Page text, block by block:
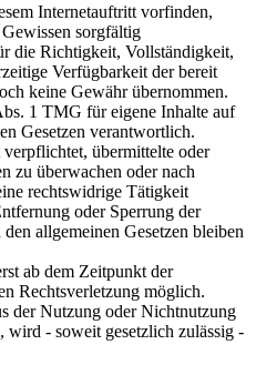
Internetauftritt vorfinden,
sorgfältig
die Richtigkeit, Vollständigkeit,
Verfügbarkeit der bereit
keine Gewähr übernommen.
1 TMG für eigene Inhalte auf
Gesetzen verantwortlich.
übermittelte oder
zu überwachen oder nach
rechtswidrige Tätigkeit
oder Sperrung der
allgemeinen Gesetzen bleiben
ab dem Zeitpunkt der
Rechtsverletzung möglich.
der Nutzung oder Nichtnutzung
wird - soweit gesetzlich zulässig -